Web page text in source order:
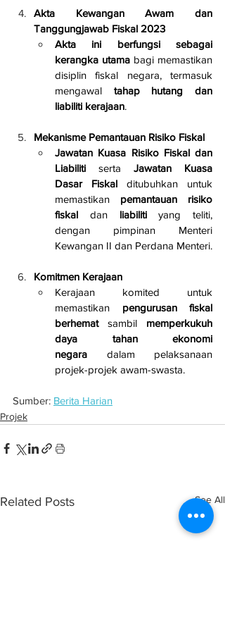
Akta Kewangan Awam dan
Tanggungjawab Fiskal 2023
Akta ini berfungsi sebagai
kerangka utama bagi memastikan
disiplin fiskal negara, termasuk
mengawal tahap hutang dan
liabiliti kerajaan.
Mekanisme Pemantauan Risiko Fiskal
Jawatan Kuasa Risiko Fiskal dan
Liabiliti serta Jawatan Kuasa
Dasar Fiskal ditubuhkan untuk
memastikan pemantauan risiko
fiskal dan liabiliti yang teliti,
dengan pimpinan Menteri
Kewangan II dan Perdana Menteri.
Komitmen Kerajaan
Kerajaan komited untuk
memastikan pengurusan fiskal
berhemat sambil memperkukuh
daya tahan ekonomi
negara dalam pelaksanaan
projek-projek awam-swasta.
Sumber: Berita Harian
Projek
Related Posts See All